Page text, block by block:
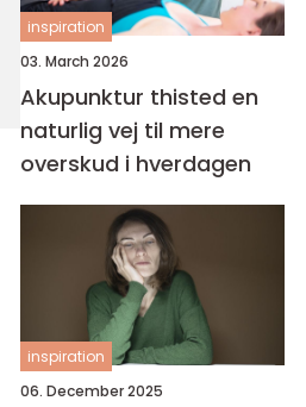
inspiration
03. March 2026
Akupunktur thisted en
naturlig vej til mere
overskud i hverdagen
inspiration
06. December 2025